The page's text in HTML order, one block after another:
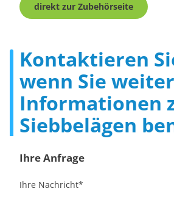
direkt zur Zubehörseite
Kontaktieren
wenn Sie
Informationen
Siebbelägen
Ihre Anfrage
Ihre Nachricht*